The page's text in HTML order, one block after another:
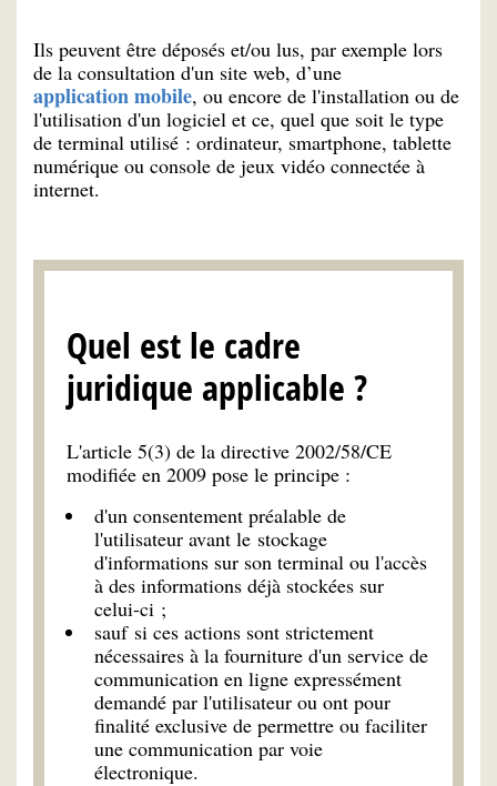
Ils peuvent être déposés et/ou lus, par exemple lors
de la consultation d'un site web, d’une
application mobile, ou encore de l'installation ou de
l'utilisation d'un logiciel et ce, quel que soit le type
de terminal utilisé : ordinateur, smartphone, tablette
numérique ou console de jeux vidéo connectée à
internet.
Quel est le cadre
juridique applicable ?
L'article 5(3) de la directive 2002/58/CE
modifiée en 2009 pose le principe :
d'un consentement préalable de
l'utilisateur avant le stockage
d'informations sur son terminal ou l'accès
à des informations déjà stockées sur
celui-ci ;
sauf si ces actions sont strictement
nécessaires à la fourniture d'un service de
communication en ligne expressément
demandé par l'utilisateur ou ont pour
finalité exclusive de permettre ou faciliter
une communication par voie
électronique.